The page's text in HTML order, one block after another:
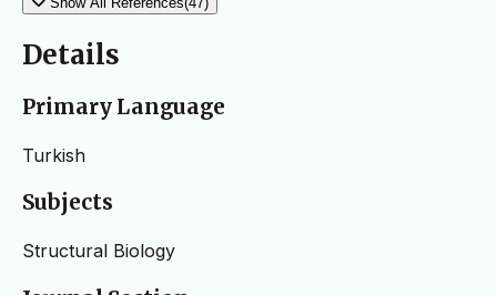
Details
Primary Language
Turkish
Subjects
Structural Biology